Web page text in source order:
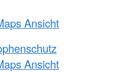
Ansicht
Ansicht